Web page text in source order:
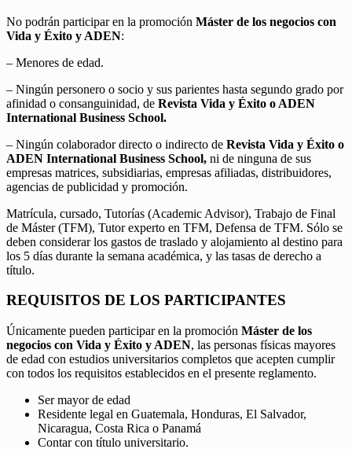
No podrán participar en la promoción Máster de los negocios con
Vida y Éxito y ADEN:
– Menores de edad.
– Ningún personero o socio y sus parientes hasta segundo grado por
afinidad o consanguinidad, de Revista Vida y Éxito o ADEN
International Business School.
– Ningún colaborador directo o indirecto de Revista Vida y Éxito o
ADEN International Business School, ni de ninguna de sus
empresas matrices, subsidiarias, empresas afiliadas, distribuidores,
agencias de publicidad y promoción.
Matrícula, cursado, Tutorías (Academic Advisor), Trabajo de Final
de Máster (TFM), Tutor experto en TFM, Defensa de TFM. Sólo se
deben considerar los gastos de traslado y alojamiento al destino para
los 5 días durante la semana académica, y las tasas de derecho a
título.
REQUISITOS DE LOS PARTICIPANTES
Únicamente pueden participar en la promoción Máster de los
negocios con Vida y Éxito y ADEN, las personas físicas mayores
de edad con estudios universitarios completos que acepten cumplir
con todos los requisitos establecidos en el presente reglamento.
Ser mayor de edad
Residente legal en Guatemala, Honduras, El Salvador,
Nicaragua, Costa Rica o Panamá
Contar con título universitario.